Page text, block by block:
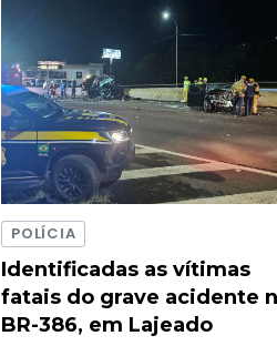
POLÍCIA
Identificadas as vítimas
fatais do grave acidente
BR-386, em Lajeado